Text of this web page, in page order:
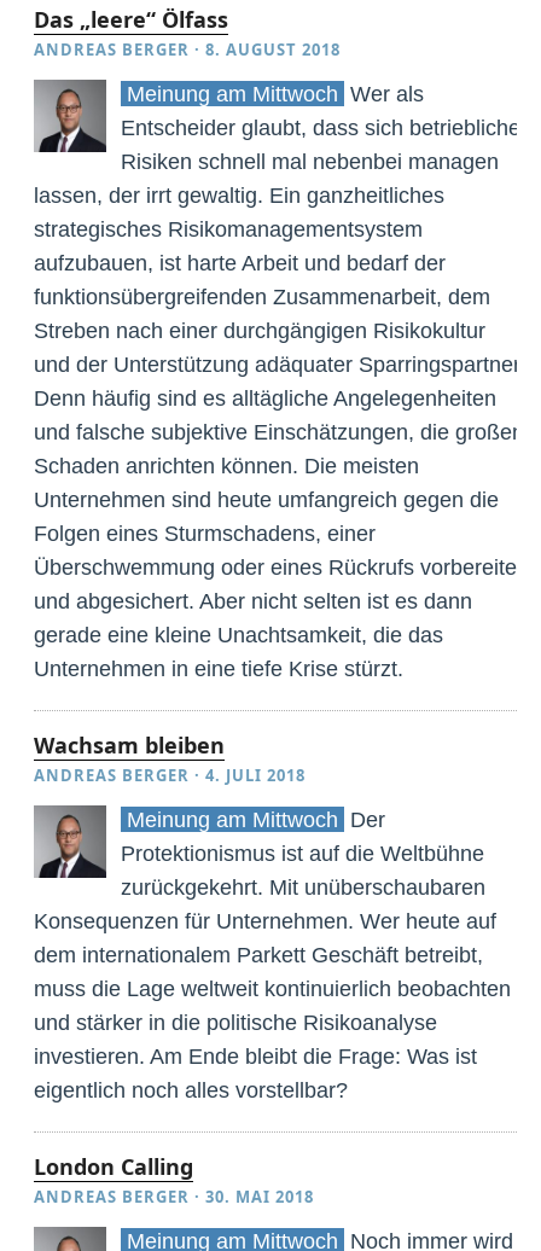
Das „leere“ Ölfass
ANDREAS BERGER ·8. AUGUST 2018
Meinung am Mittwoch Wer als
Entscheider glaubt, dass sich betriebliche
Risiken schnell mal nebenbei managen
lassen, der irrt gewaltig. Ein ganzheitliches
strategisches Risikomanagementsystem
aufzubauen, ist harte Arbeit und bedarf der
funktionsübergreifenden Zusammenarbeit, dem
Streben nach einer durchgängigen Risikokultur
und der Unterstützung adäquater Sparringspartner.
Denn häufig sind es alltägliche Angelegenheiten
und falsche subjektive Einschätzungen, die großen
Schaden anrichten können. Die meisten
Unternehmen sind heute umfangreich gegen die
Folgen eines Sturmschadens, einer
Überschwemmung oder eines Rückrufs vorbereitet
und abgesichert. Aber nicht selten ist es dann
gerade eine kleine Unachtsamkeit, die das
Unternehmen in eine tiefe Krise stürzt.
Wachsam bleiben
ANDREAS BERGER ·4. JULI 2018
Meinung am Mittwoch Der
Protektionismus ist auf die Weltbühne
zurückgekehrt. Mit unüberschaubaren
Konsequenzen für Unternehmen. Wer heute auf
dem internationalem Parkett Geschäft betreibt,
muss die Lage weltweit kontinuierlich beobachten
und stärker in die politische Risikoanalyse
investieren. Am Ende bleibt die Frage: Was ist
eigentlich noch alles vorstellbar?
London Calling
ANDREAS BERGER ·30. MAI 2018
Meinung am Mittwoch Noch immer wird